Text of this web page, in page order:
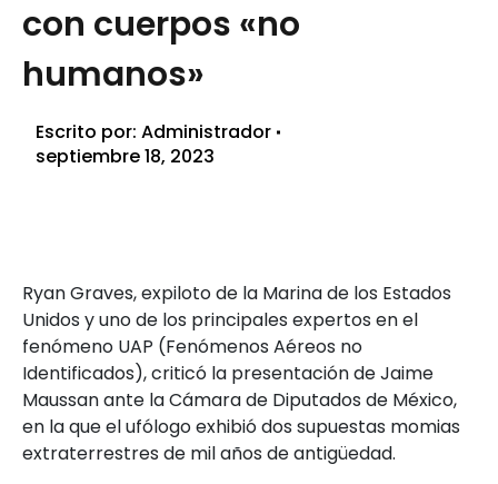
con cuerpos «no
humanos»
Escrito por: Administrador
septiembre 18, 2023
Ryan Graves, expiloto de la Marina de los Estados
Unidos y uno de los principales expertos en el
fenómeno UAP (Fenómenos Aéreos no
Identificados), criticó la presentación de Jaime
Maussan ante la Cámara de Diputados de México,
en la que el ufólogo exhibió dos supuestas momias
extraterrestres de mil años de antigüedad.